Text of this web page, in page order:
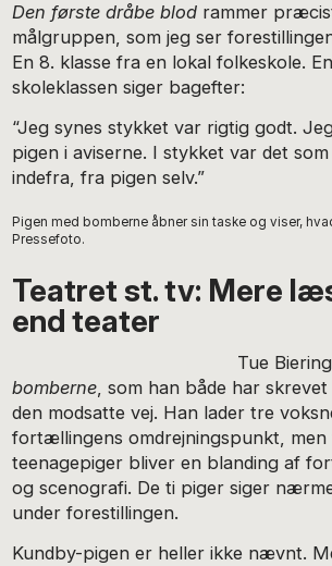
Den første dråbe blod rammer
målgruppen, som jeg ser
En 8. klasse fra en lokal folkeskole.
skoleklassen siger bagefter:
“Jeg synes stykket var rigtig godt.
pigen i aviserne. I stykket var det
indefra, fra pigen selv.”
Pigen med bomberne åbner sin taske og viser,
Pressefoto.
Teatret st. tv: Mere
end teater
Tue
bomberne, som han både har
den modsatte vej. Han lader tre
fortællingens omdrejningspunkt, men
teenagepiger bliver en blanding af
og scenografi. De ti piger siger
under forestillingen.
Kundby-pigen er heller ikke nævnt.